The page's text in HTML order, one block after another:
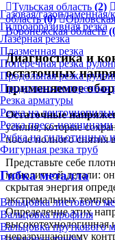
Газовая/газопламенная/
Гидроабразивная резка
Лазерная резка
Плазменная резка
Поперечная резка
Продольная резка
Продольно-поперечная
Резка арматуры
Резка на
Резка пресс-ножницами
Рубка на гильотинных
Фигурная резка труб
Гибка металла
Вальцовка листового
Вальцовка профиля
Вальцовка пруткового
Тульская область (2)
область(0)
Воронежская область
Диагностика и
остаточных
применяемое
Остаточные
усилия, которые
после полного снятия
Представьте себе
монолитной детали:
скрытая энергия
экстремальных
Определение этих
высокотехнологичная
неразрушающему